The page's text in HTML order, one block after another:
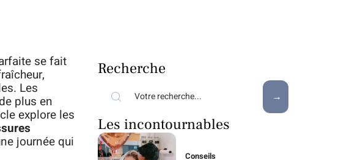
se fait
Les
plus en
explore les
journée qui
Recherche
Les incontournables
Conseils